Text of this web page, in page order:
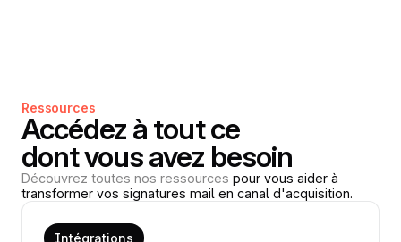
Ressources
Accédez à tout ce
dont vous avez besoin
Découvrez toutes nos ressources pour vous aider à
transformer vos signatures mail en canal d'acquisition.
Intégrations